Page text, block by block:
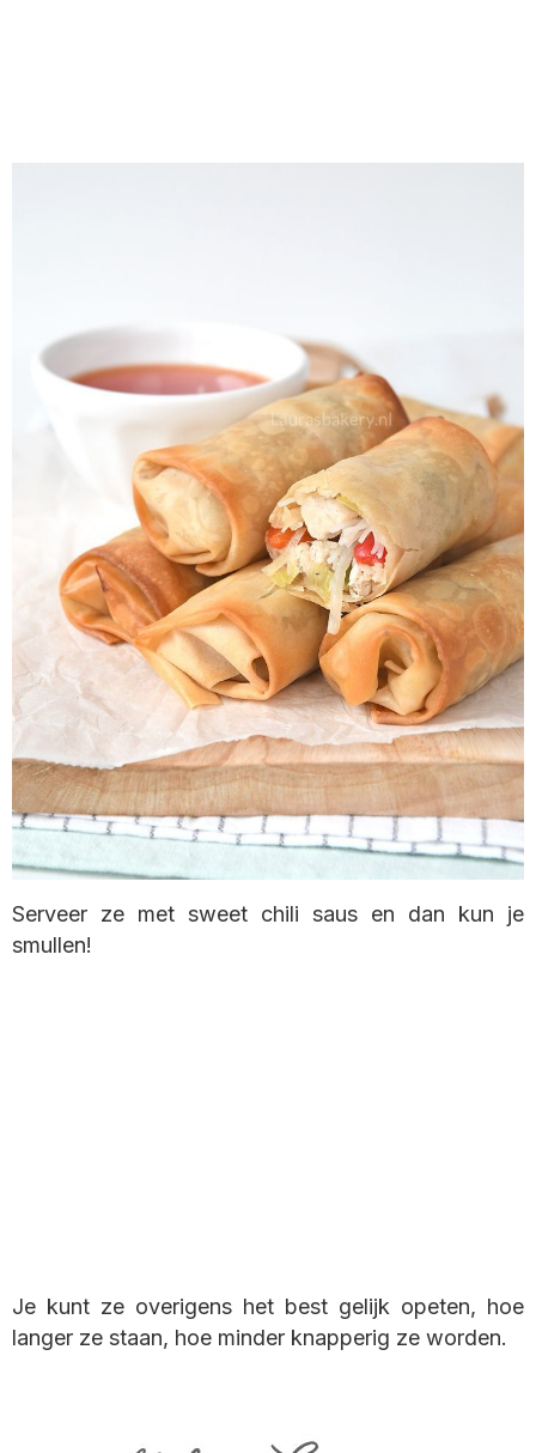
Serveer ze met sweet chili saus en dan kun je
smullen!
Je kunt ze overigens het best gelijk opeten, hoe
langer ze staan, hoe minder knapperig ze worden.